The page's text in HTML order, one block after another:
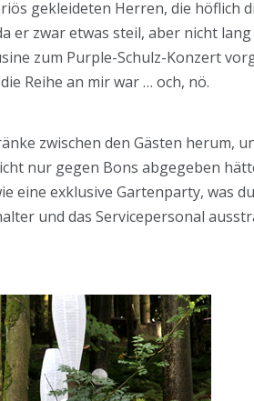
gekleideten Herren, die höflich
er zwar etwas steil, aber nicht
zum Purple-Schulz-Konzert
Reihe an mir war … och, nö.
zwischen den Gästen herum,
nur gegen Bons abgegeben
eine exklusive Gartenparty, was
und das Servicepersonal